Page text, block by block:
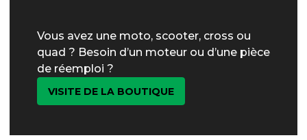
Vous avez une moto, scooter, cross ou
quad ? Besoin d’un moteur ou d’une pièce
de réemploi ?
VISITE DE LA BOUTIQUE